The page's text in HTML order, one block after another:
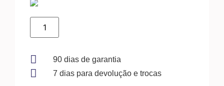
SAMSUNG-
MAKER
quantidade90 dias de garantia
7 dias para devolução e trocas